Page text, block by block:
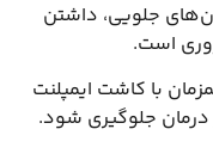
جلویی، داشتن
است.
با کاشت ایمپلنت
درمان جلوگیری شود.